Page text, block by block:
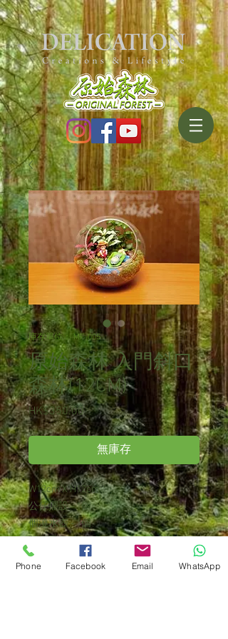
庫存單位： MF-005
原始森林 入門斜口
森林(12CM)
HK$350.00價
格
無庫存
W12cm X H12cm
公仔擺設 - 1個
個澆水壺 - 1個
盆景內容包括植物 及 公仔擺設，可自
Phone Facebook Email WhatsApp